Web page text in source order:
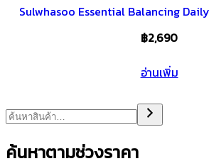
Sulwhasoo Essential Balancing
฿2,690
อ่านเพิ่ม
ค้นหาตามช่วงราคา